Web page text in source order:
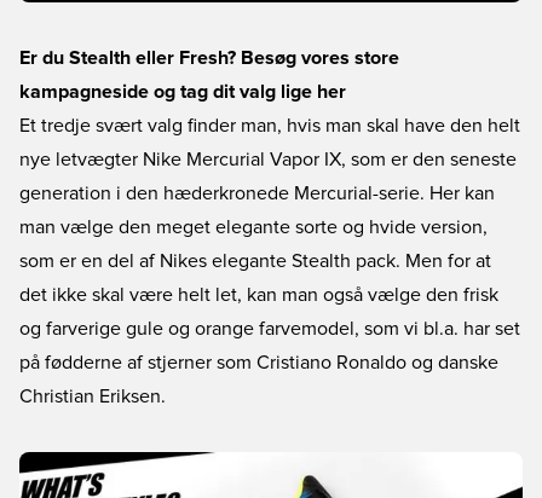
Er du Stealth eller Fresh? Besøg vores store
kampagneside og tag dit valg lige her
Et tredje svært valg finder man, hvis man skal have den helt
nye letvægter Nike Mercurial Vapor IX, som er den seneste
generation i den hæderkronede Mercurial-serie. Her kan
man vælge den meget elegante sorte og hvide version,
som er en del af Nikes elegante Stealth pack. Men for at
det ikke skal være helt let, kan man også vælge den frisk
og farverige gule og orange farvemodel, som vi bl.a. har set
på fødderne af stjerner som Cristiano Ronaldo og danske
Christian Eriksen.